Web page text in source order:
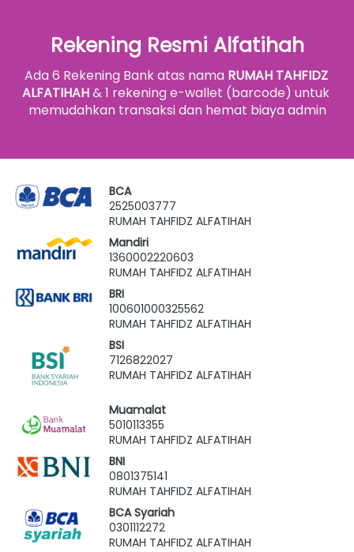
Rekening Resmi Alfatihah
Ada 6 Rekening Bank atas nama RUMAH TAHFIDZ
ALFATIHAH & 1 rekening e-wallet (barcode) untuk
memudahkan transaksi dan hemat biaya admin
BCA
2525003777
RUMAH TAHFIDZ ALFATIHAH
Mandiri
1360002220603
RUMAH TAHFIDZ ALFATIHAH
BRI
100601000325562
RUMAH TAHFIDZ ALFATIHAH
BSI
7126822027
RUMAH TAHFIDZ ALFATIHAH
Muamalat
5010113355
RUMAH TAHFIDZ ALFATIHAH
BNI
0801375141
RUMAH TAHFIDZ ALFATIHAH
BCA Syariah
0301112272
RUMAH TAHFIDZ ALFATIHAH